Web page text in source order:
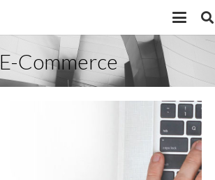
E-Commerce